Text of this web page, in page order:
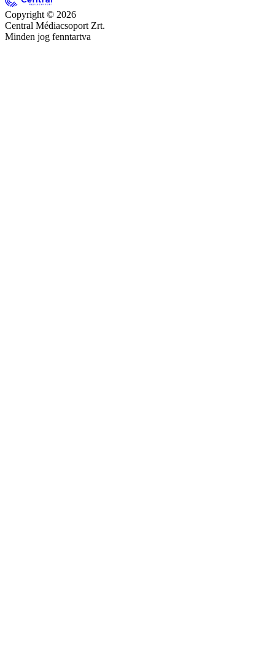
Copyright © 2026
Central Médiacsoport Zrt.
Minden jog fenntartva